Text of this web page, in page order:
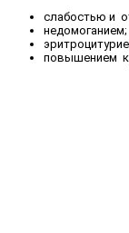
слабостью и
недомоганием;
повышением